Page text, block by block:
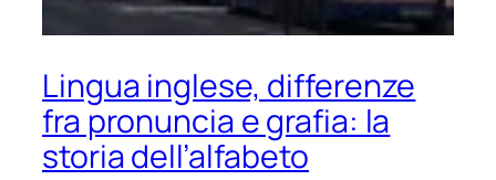
Lingua inglese, differenze
fra pronuncia e grafia: la
storia dell’alfabeto